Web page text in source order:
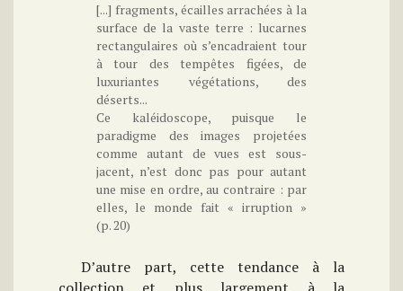
[...] fragments, écailles arrachées à la
surface de la vaste terre : lucarnes
rectangulaires où s’encadraient tour
à tour des tempêtes figées, de
luxuriantes végétations, des
déserts...
Ce kaléidoscope, puisque le
paradigme des images projetées
comme autant de vues est sous-
jacent, n’est donc pas pour autant
une mise en ordre, au contraire : par
elles, le monde fait « irruption »
(p. 20)
D’autre part, cette tendance à la